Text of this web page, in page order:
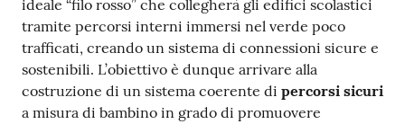
ideale “filo rosso” che collegherà gli edifici scolastici
tramite percorsi interni immersi nel verde poco
trafficati, creando un sistema di connessioni sicure e
sostenibili. L’obiettivo è dunque arrivare alla
costruzione di un sistema coerente di percorsi sicuri
a misura di bambino in grado di promuovere